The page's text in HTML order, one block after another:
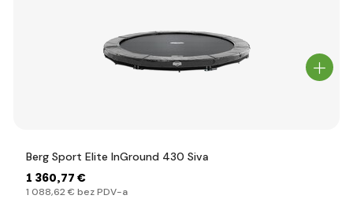
Berg Sport Elite InGround 430 Siva
1 360,77 €
1 088,62 € bez PDV-a